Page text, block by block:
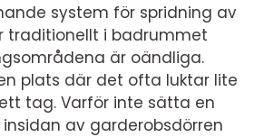
system för spridning av
traditionellt i badrummet
är oändliga.
plats där det ofta luktar lite
tag. Varför inte sätta en
av garderobsdörren